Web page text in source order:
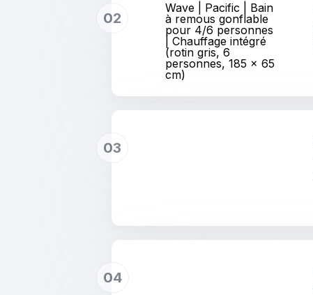
02
Wave | Pacific | Bain
à remous gonflable
pour 4/6 personnes
| Chauffage intégré
(rotin gris, 6
personnes, 185 x 65
cm)
03
04